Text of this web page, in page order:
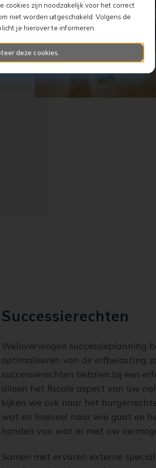
Successierechten
Weloverwogen successieplanning
optimaliseren van de erfbelasting
successierechten betalen bij een
alleen het fiscale aspect van uw
kijken we ook naar het
wat en hoeveel naar wie gaat en
handen van wat er met uw
Samen met ervaren externe
cookies zijn noodzakelijk voor het correct
niet worden uitgeschakeld. Volgens de
je hierover te informeren.
deze cookies.